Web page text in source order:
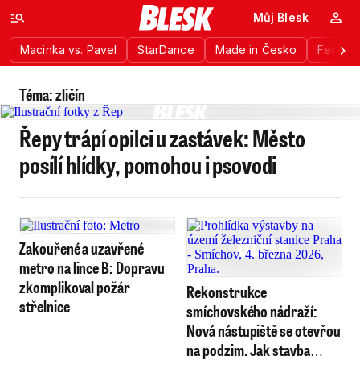
Macinka vs. Pavel StarDance Made in Česko
Můj Blesk
Téma: zličín
Řepy trápí opilci u zastávek: Město
posílí hlídky, pomohou i psovodi
Zakouřené a uzavřené
metro na lince B: Dopravu
zkomplikoval požár
střelnice
Rekonstrukce
smíchovského nádraží:
Nová nástupiště se otevřou
na podzim. Jak stavba